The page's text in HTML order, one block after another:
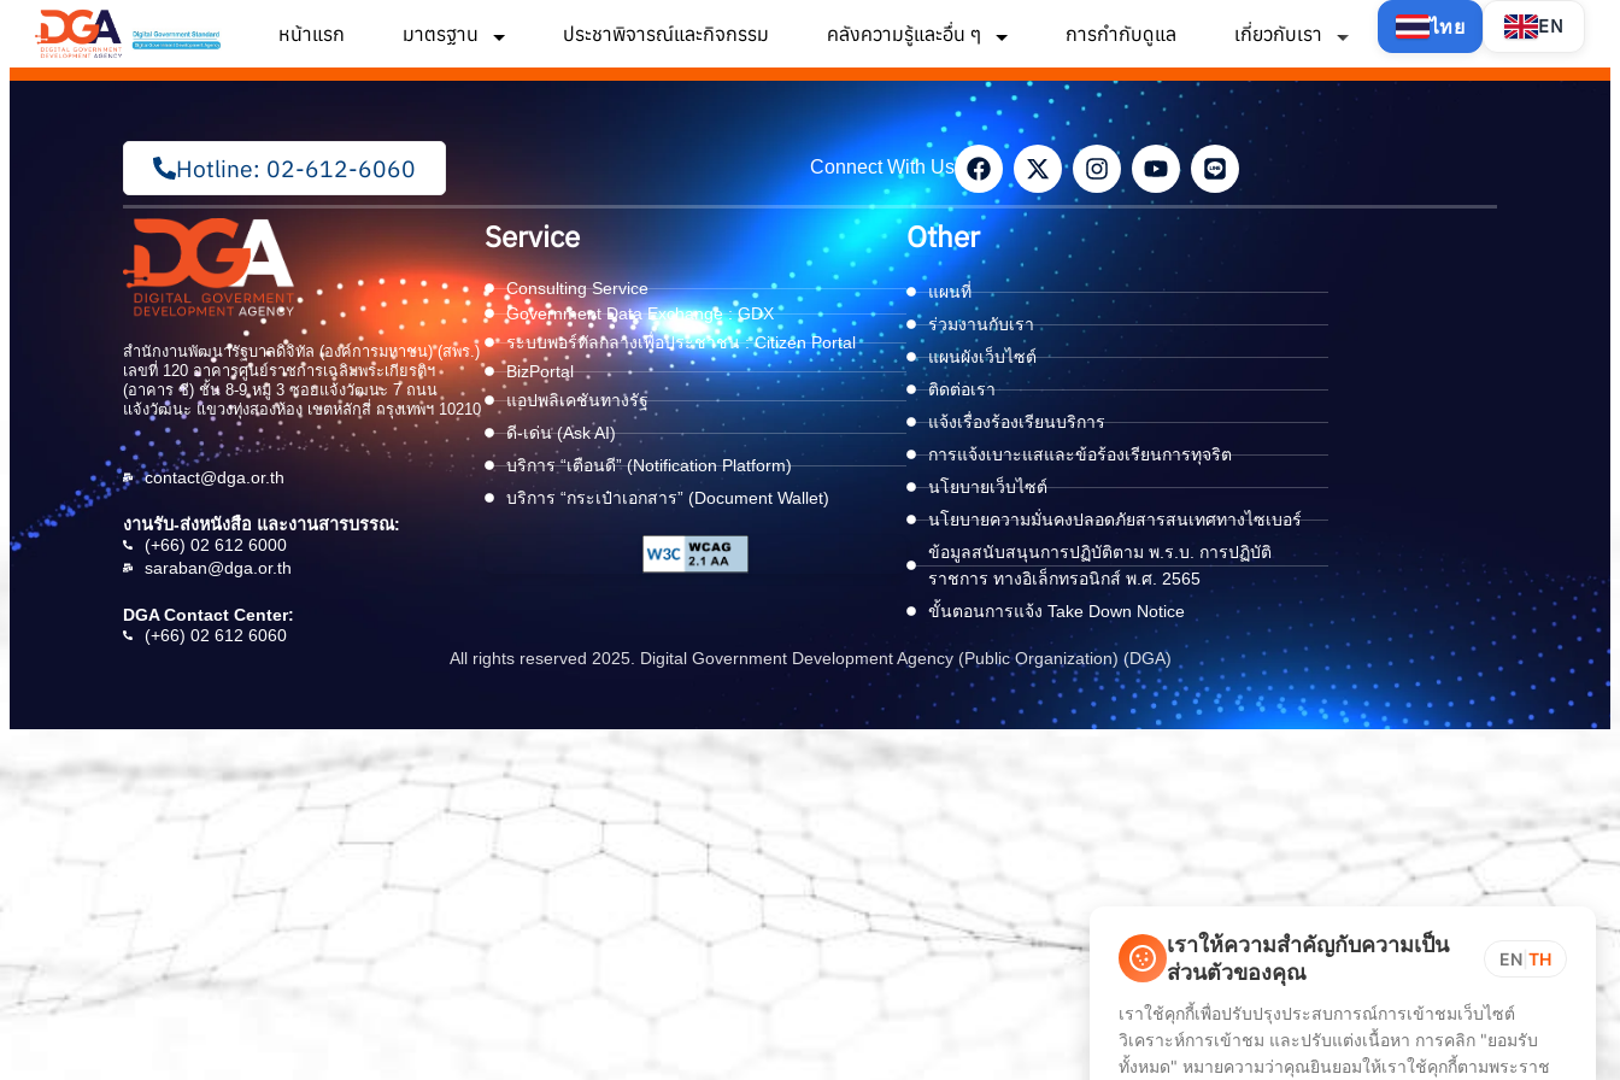
หน้าแรก มาตรฐาน ประชาพิจารณ์และกิจกรรม คลังความรู้และอื่น ๆ การกำกับดูแล เกี่ยวกับเรา ไทย EN
Hotline: 02-612-6060 Connect With Us
สำนักงานพัฒนารัฐบาลดิจิทัล (องค์การมหาชน) (สพร.)
เลขที่ 120 อาคารศูนย์ราชการเฉลิมพระเกียรติฯ
(อาคาร ซี) ชั้น 8-9 หมู่ 3 ซอยแจ้งวัฒนะ 7 ถนน
แจ้งวัฒนะ แขวงทุ่งสองห้อง เขตหลักสี่ กรุงเทพฯ 10210
contact@dga.or.th
งานรับ-ส่งหนังสือ และงานสารบรรณ:
(+66) 02 612 6000
saraban@dga.or.th
DGA Contact Center:
(+66) 02 612 6060
Service
Consulting Service
Government Data Exchange : GDX
ระบบพอร์ทัลกลางเพื่อประชาชน : Citizen Portal
BizPortal
แอปพลิเคชันทางรัฐ
ดี-เด่น (Ask AI)
บริการ “เตือนดี” (Notification Platform)
บริการ “กระเป๋าเอกสาร” (Document Wallet)
Other
แผนที่
ร่วมงานกับเรา
แผนผังเว็บไซต์
ติดต่อเรา
แจ้งเรื่องร้องเรียนบริการ
การแจ้งเบาะแสและข้อร้องเรียนการทุจริต
นโยบายเว็บไซต์
นโยบายความมั่นคงปลอดภัยสารสนเทศทางไซเบอร์
ข้อมูลสนับสนุนการปฏิบัติตาม พ.ร.บ. การปฏิบัติ
ราชการ ทางอิเล็กทรอนิกส์ พ.ศ. 2565
ขั้นตอนการแจ้ง Take Down Notice
All rights reserved 2025. Digital Government Development Agency (Public Organization) (DGA)
เราให้ความสำคัญกับความเป็น
ส่วนตัวของคุณ
EN TH
เราใช้คุกกี้เพื่อปรับปรุงประสบการณ์การเข้าชมเว็บไซต์
วิเคราะห์การเข้าชม และปรับแต่งเนื้อหา การคลิก "ยอมรับ
ทั้งหมด" หมายความว่าคุณยินยอมให้เราใช้คุกกี้ตามพระราช